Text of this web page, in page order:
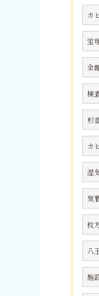
カ
宝
全
検
杉
カ
湿
気
枚
八
施